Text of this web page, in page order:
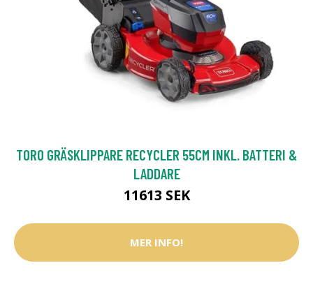
TORO GRÄSKLIPPARE RECYCLER 55CM INKL. BATTERI &
LADDARE
11613 SEK
MER INFO!